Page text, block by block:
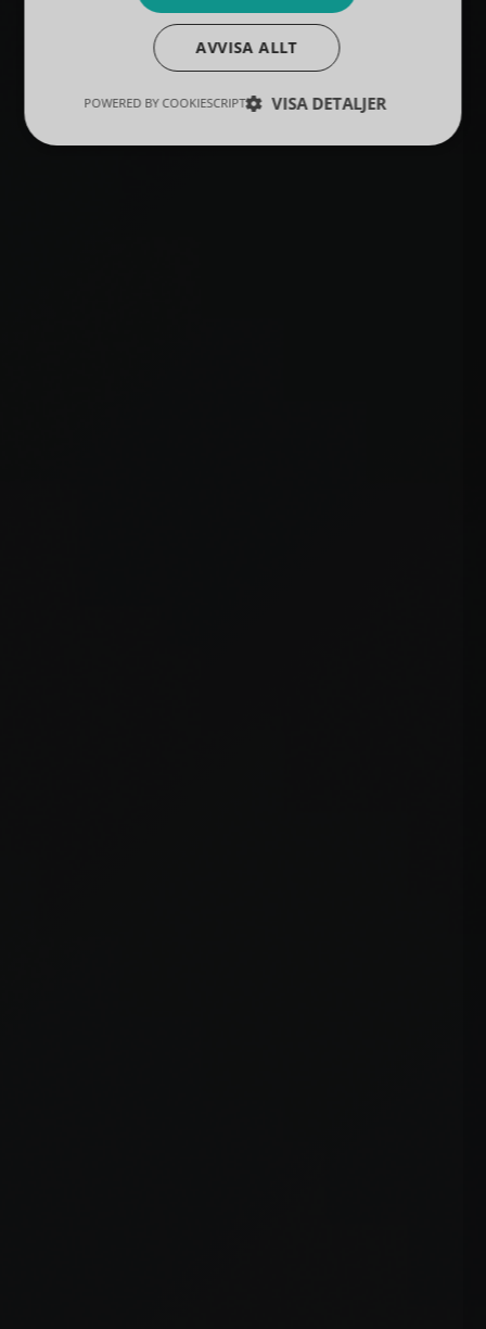
AVVISA ALLT
VISA DETALJER
POWERED BY COOKIESCRIPT